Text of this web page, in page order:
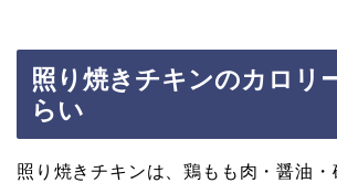
照り焼きチキンのカロリ
らい
照り焼きチキンは、鶏もも肉・醤油・